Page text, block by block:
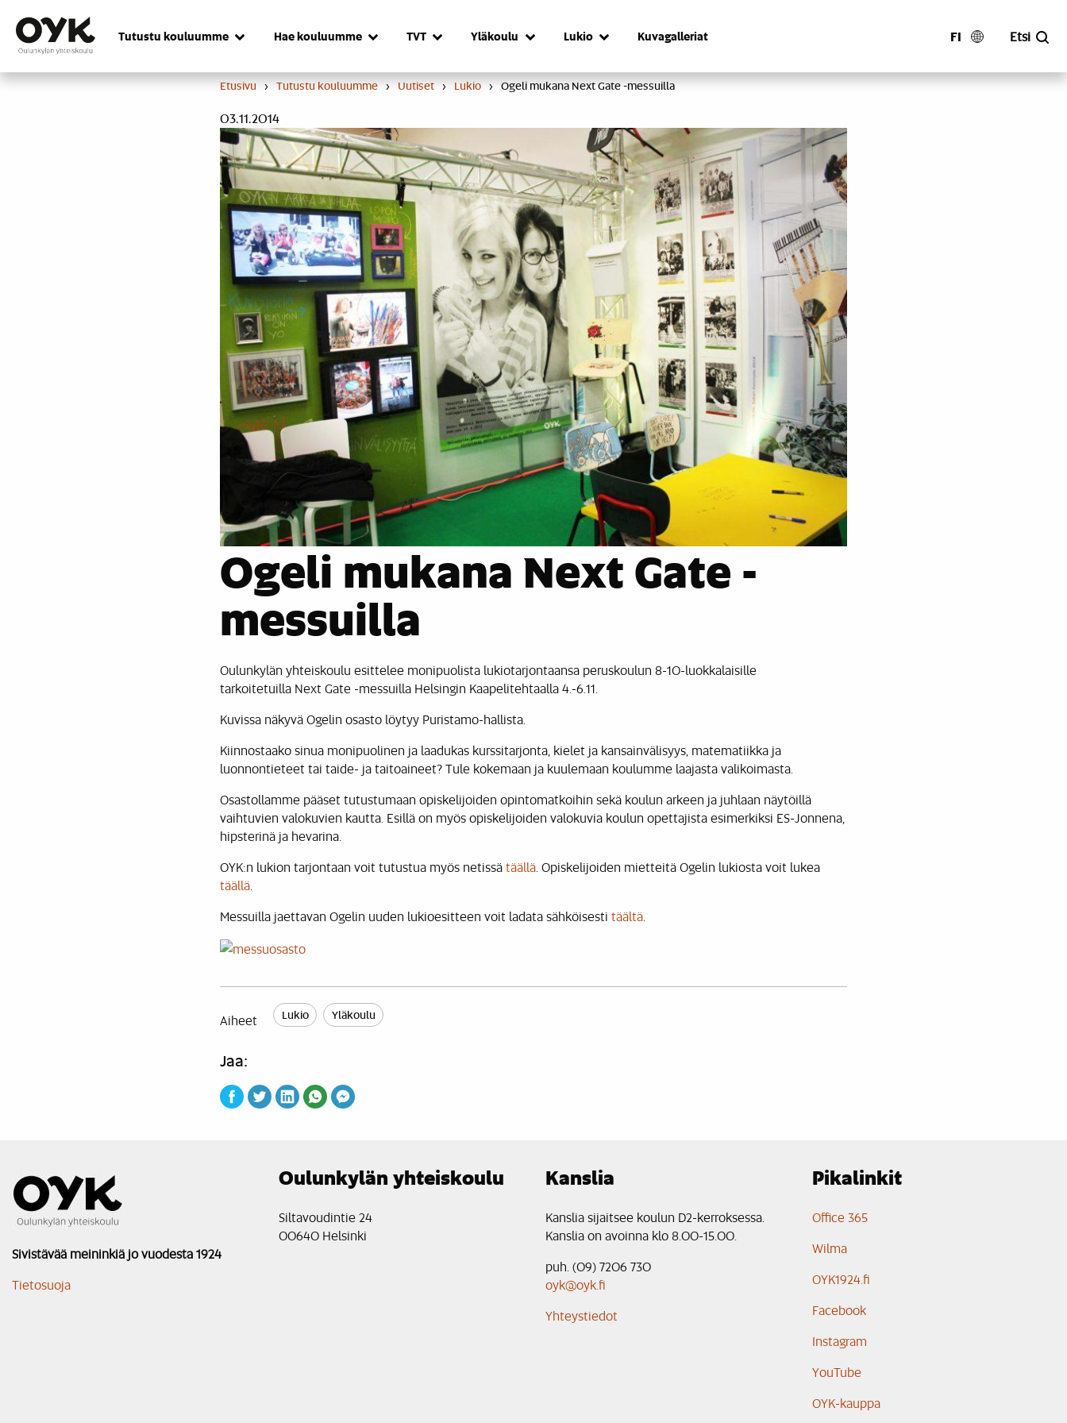
content
Tutustu kouluumme Hae kouluumme TVT Yläkoulu Lukio Kuvagalleriat FI Etsi
Etusivu › Tutustu kouluumme › Uutiset › Lukio › Ogeli mukana Next Gate -messuilla
03.11.2014
Ogeli mukana Next Gate -
messuilla
Oulunkylän yhteiskoulu esittelee monipuolista lukiotarjontaansa peruskoulun 8-10-luokkalaisille
tarkoitetuilla Next Gate -messuilla Helsingin Kaapelitehtaalla 4.-6.11.
Kuvissa näkyvä Ogelin osasto löytyy Puristamo-hallista.
Kiinnostaako sinua monipuolinen ja laadukas kurssitarjonta, kielet ja kansainvälisyys, matematiikka ja
luonnontieteet tai taide- ja taitoaineet? Tule kokemaan ja kuulemaan koulumme laajasta valikoimasta.
Osastollamme pääset tutustumaan opiskelijoiden opintomatkoihin sekä koulun arkeen ja juhlaan näytöillä
vaihtuvien valokuvien kautta. Esillä on myös opiskelijoiden valokuvia koulun opettajista esimerkiksi ES-Jonnena,
hipsterinä ja hevarina.
OYK:n lukion tarjontaan voit tutustua myös netissätäällä . Opiskelijoiden mietteitä Ogelin lukiosta voit lukea
täällä
Messuilla jaettavan Ogelin uuden lukioesitteen voit ladata sähköisesti täältä
Aiheet Lukio Yläkoulu
Jaa:
Sivistävää meininkiä jo vuodesta 1924
Tietosuoja
Oulunkylän yhteiskoulu
Siltavoudintie 24
00640 Helsinki
Kanslia
Kanslia sijaitsee koulun D2-kerroksessa.
Kanslia on avoinna klo 8.00-15.00.
puh. (09) 7206 730
oyk@oyk.fi
Yhteystiedot
Pikalinkit
Office 365
Wilma
OYK1924.fi
Facebook
Instagram
YouTube
OYK-kauppa